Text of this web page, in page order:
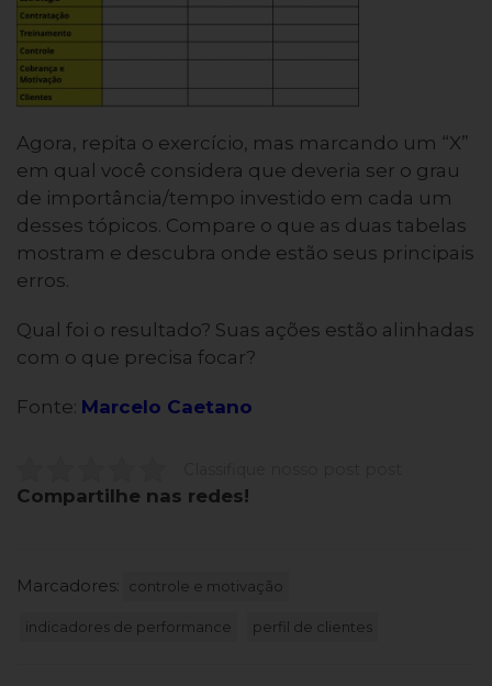
Agora, repita o exercício, mas marcando um “X”
em qual você considera que deveria ser o grau
de importância/tempo investido em cada um
desses tópicos. Compare o que as duas tabelas
mostram e descubra onde estão seus principais
erros.
Qual foi o resultado? Suas ações estão alinhadas
com o que precisa focar?
Fonte: Marcelo Caetano
Compartilhe nas redes!
Marcadores: controle e motivação
indicadores de performance perfil de clientes